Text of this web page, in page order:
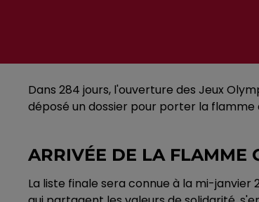
Dans 284 jours, l'ouverture des Jeux
déposé un dossier pour porter la flamme
ARRIVÉE DE LA FLAMME
La liste finale sera connue à la mi-